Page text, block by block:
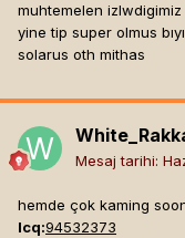
muhtemelen
yine tip super olmus
solarus oth mithas
Mesaj tarihi:
hemde çok kaming
Icq:94532373